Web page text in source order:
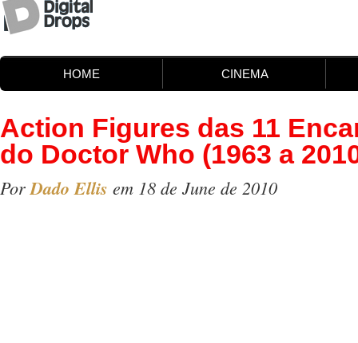
HOME CINEMA
Action Figures das 11
do Doctor Who (1963 a
PorDado Ellis em 18 de June de 2010